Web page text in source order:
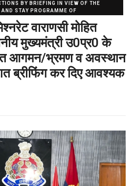
BY BRIEFING IN VIEW OF THE
STAY PROGRAMME OF
वाराणसी मोहित
मुख्यमंत्री उ0प्र0 के
आगमन/भ्रमण व अवस्थान
ब्रीफिंग कर दिए आवश्यक